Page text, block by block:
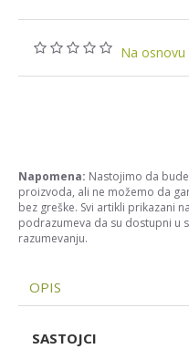
Na osnovu
Napomena: Nastojimo da
proizvoda, ali ne možemo da
bez greške. Svi artikli prikazani
podrazumeva da su dostupni u
razumevanju.
OPIS
SASTOJCI